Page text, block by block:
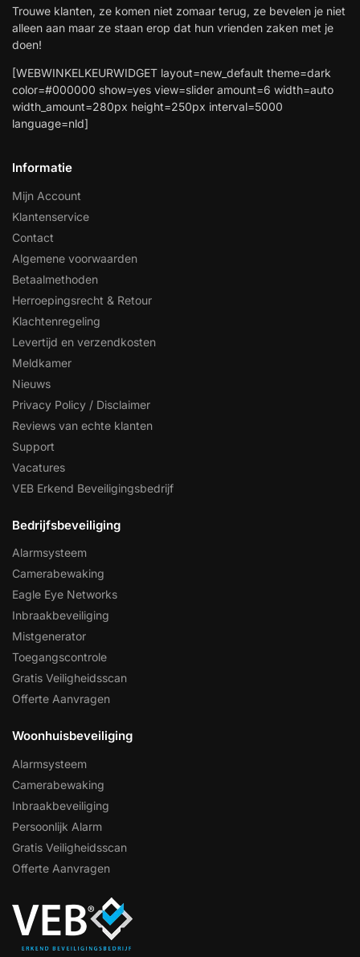
Trouwe klanten, ze komen niet zomaar terug, ze bevelen je niet
alleen aan maar ze staan erop dat hun vrienden zaken met je
doen!
[WEBWINKELKEURWIDGET layout=new_default theme=dark
color=#000000 show=yes view=slider amount=6 width=auto
width_amount=280px height=250px interval=5000
language=nld]
Informatie
Mijn Account
Klantenservice
Contact
Algemene voorwaarden
Betaalmethoden
Herroepingsrecht & Retour
Klachtenregeling
Levertijd en verzendkosten
Meldkamer
Nieuws
Privacy Policy / Disclaimer
Reviews van echte klanten
Support
Vacatures
VEB Erkend Beveiligingsbedrijf
Bedrijfsbeveiliging
Alarmsysteem
Camerabewaking
Eagle Eye Networks
Inbraakbeveiliging
Mistgenerator
Toegangscontrole
Gratis Veiligheidsscan
Offerte Aanvragen
Woonhuisbeveiliging
Alarmsysteem
Camerabewaking
Inbraakbeveiliging
Persoonlijk Alarm
Gratis Veiligheidsscan
Offerte Aanvragen